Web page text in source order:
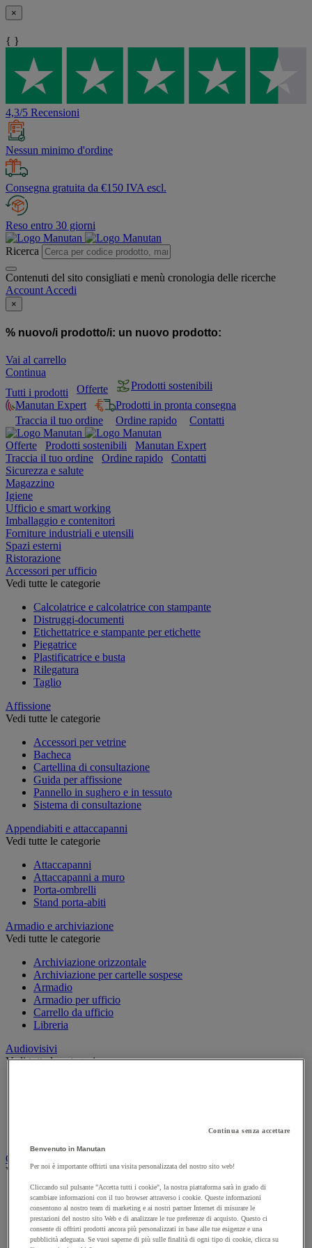
×
{ }
4,3/5 Recensioni
Nessun minimo d'ordine
Consegna gratuita da €150 IVA escl.
Reso entro 30 giorni
Ricerca
Contenuti del sito consigliati e menù cronologia delle ricerche
Account Accedi
×
% nuovo/i prodotto/i: un nuovo prodotto:
Vai al carrello
Continua
Tutti i prodotti
Offerte
Prodotti sostenibili
Manutan Expert
Prodotti in pronta consegna
Traccia il tuo ordine
Ordine rapido Contatti
Offerte Prodotti sostenibili
Manutan Expert
Traccia il tuo ordine
Ordine rapido
Contatti
Sicurezza e salute
Magazzino
Igiene
Ufficio e smart working
Imballaggio e contenitori
Forniture industriali e utensili
Spazi esterni
Ristorazione
Accessori per ufficio
Vedi tutte le categorie
Calcolatrice e calcolatrice con stampante
Distruggi-documenti
Etichettatrice e stampante per etichette
Piegatrice
Plastificatrice e busta
Rilegatura
Taglio
Affissione
Vedi tutte le categorie
Accessori per vetrine
Bacheca
Cartellina di consultazione
Guida per affissione
Pannello in sughero e in tessuto
Sistema di consultazione
Appendiabiti e attaccapanni
Vedi tutte le categorie
Attaccapanni
Attaccapanni a muro
Porta-ombrelli
Stand porta-abiti
Armadio e archiviazione
Vedi tutte le categorie
Archiviazione orizzontale
Archiviazione per cartelle sospese
Armadio
Armadio per ufficio
Carrello da ufficio
Libreria
Audiovisivi
Vedi tutte le categorie
Strumenti per proiezione e videoproiezione
Cancelleria e forniture per ufficio
Vedi tutte le categorie
Agenda, calendario e sottomano
Busta e smistamento della posta
Carta, scheda Bristol e biglietto da visita
Piccole forniture
Quaderno, blocco note e Post-it®
Continua senza accettare
Benvenuto in Manutan
Per noi è importante offrirti una visita personalizzata del nostro sito web!
Cliccando sul pulsante "Accetta tutti i cookie", la nostra piattaforma sarà in grado di
scambiare informazioni con il tuo browser attraverso i cookie. Queste informazioni
consentono al nostro team di marketing e ai nostri partner Internet di misurare le
prestazioni del nostro sito Web e di analizzare le tue preferenze di acquisto. Questo ci
consente di offrirti prodotti ancora più personalizzati in base alle tue esigenze e una
pubblicità adeguata. Se vuoi saperne di più sulle finalità di ogni tipo di cookie, clicca su